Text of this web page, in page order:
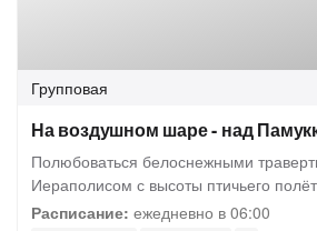
Групповая
На воздушном шаре - над
Полюбоваться белоснежными
Иераполисом с высоты птичьего
Расписание: ежедневно в 06:00